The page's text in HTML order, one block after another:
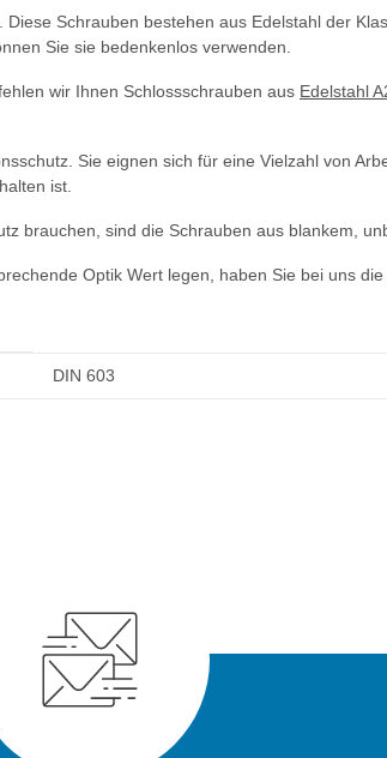
Schrauben bestehen aus Edelstahl der
Sie sie bedenkenlos verwenden.
wir Ihnen Schlossschrauben aus Edelstahl
Sie eignen sich für eine Vielzahl von
ist.
brauchen, sind die Schrauben aus blankem,
Optik Wert legen, haben Sie bei uns die
DIN 603